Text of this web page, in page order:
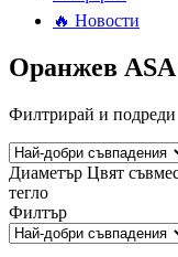
🔥 Новости
Оранжев
Филтрирай и подреди
Диаметър Цвят
тегло
Филтър